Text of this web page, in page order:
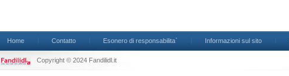
Home Contatto Esonero di responsabilita` Informazioni sul sito
Copyright © 2024 Fandilidl.it